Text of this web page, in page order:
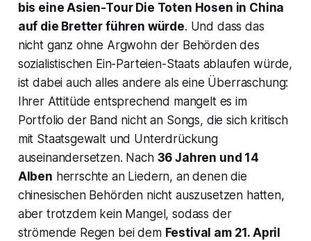
bis eine Asien-Tour Die Toten Hosen in China
auf die Bretter führen würde. Und dass das
nicht ganz ohne Argwohn der Behörden des
sozialistischen Ein-Parteien-Staats ablaufen würde,
ist dabei auch alles andere als eine Überraschung:
Ihrer Attitüde entsprechend mangelt es im
Portfolio der Band nicht an Songs, die sich kritisch
mit Staatsgewalt und Unterdrückung
auseinandersetzen. Nach 36 Jahren und 14
Alben herrschte an Liedern, an denen die
chinesischen Behörden nicht auszusetzen hatten,
aber trotzdem kein Mangel, sodass der
strömende Regen bei dem Festival am 21. April